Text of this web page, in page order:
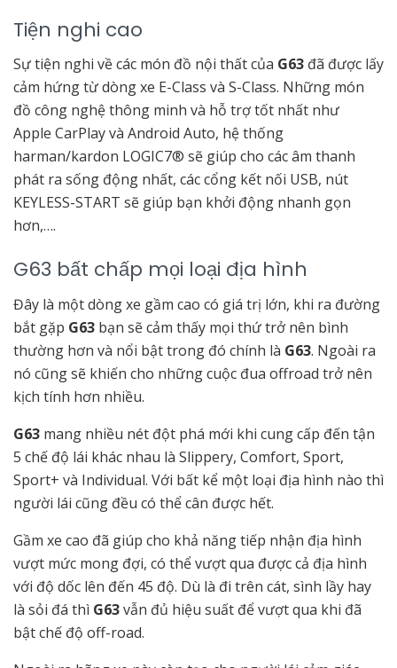
Tiện nghi cao
Sự tiện nghi về các món đồ nội thất của G63 đã được lấy
cảm hứng từ dòng xe E-Class và S-Class. Những món
đồ công nghệ thông minh và hỗ trợ tốt nhất như
Apple CarPlay và Android Auto, hệ thống
harman/kardon LOGIC7® sẽ giúp cho các âm thanh
phát ra sống động nhất, các cổng kết nối USB, nút
KEYLESS-START sẽ giúp bạn khởi động nhanh gọn
hơn,….
G63 bất chấp mọi loại địa hình
Đây là một dòng xe gầm cao có giá trị lớn, khi ra đường
bắt gặp G63 bạn sẽ cảm thấy mọi thứ trở nên bình
thường hơn và nổi bật trong đó chính là G63. Ngoài ra
nó cũng sẽ khiến cho những cuộc đua offroad trở nên
kịch tính hơn nhiều.
G63 mang nhiều nét đột phá mới khi cung cấp đến tận
5 chế độ lái khác nhau là Slippery, Comfort, Sport,
Sport+ và Individual. Với bất kể một loại địa hình nào thì
người lái cũng đều có thể cân được hết.
Gầm xe cao đã giúp cho khả năng tiếp nhận địa hình
vượt mức mong đợi, có thể vượt qua được cả địa hình
với độ dốc lên đến 45 độ. Dù là đi trên cát, sình lầy hay
là sỏi đá thì G63vẫn đủ hiệu suất để vượt qua khi đã
bật chế độ off-road.